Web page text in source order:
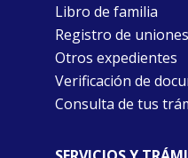
Libro de familia
Registro de
Otros expedientes
Verificación de
Consulta de tus